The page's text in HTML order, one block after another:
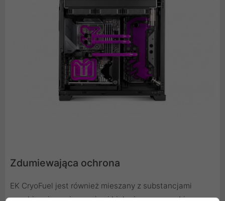
Zdumiewająca ochrona
EK CryoFuel jest również mieszany z substancjami